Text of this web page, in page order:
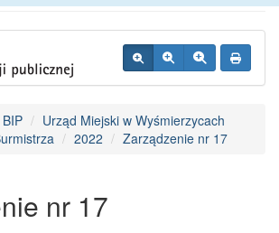
Urząd Miejski w Wyśmierzycach
2022 Zarządzenie nr 17
nr 17